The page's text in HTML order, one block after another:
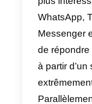
réseaux
entrer.
à notre
clients